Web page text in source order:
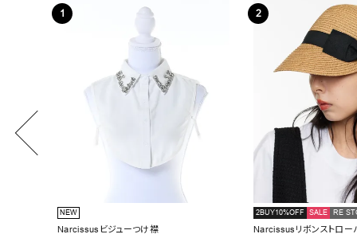
NEW
Narcissusビジューつけ襟
2BUY10%OFF SALE RE
Narcissusリボンストロー